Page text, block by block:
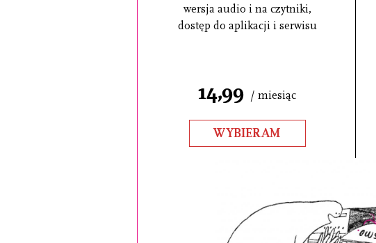
wersja audio i na czytniki,
dostęp do aplikacji i serwisu
14,99 / miesiąc
WYBIERAM